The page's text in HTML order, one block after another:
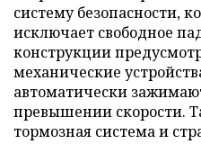
систему безопасности,
исключает свободное
конструкции
механические
автоматически
превышении скорости.
тормозная система и